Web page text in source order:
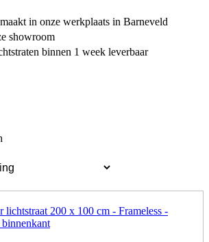
in onze werkplaats in Barneveld
showroom
binnen 1 week leverbaar